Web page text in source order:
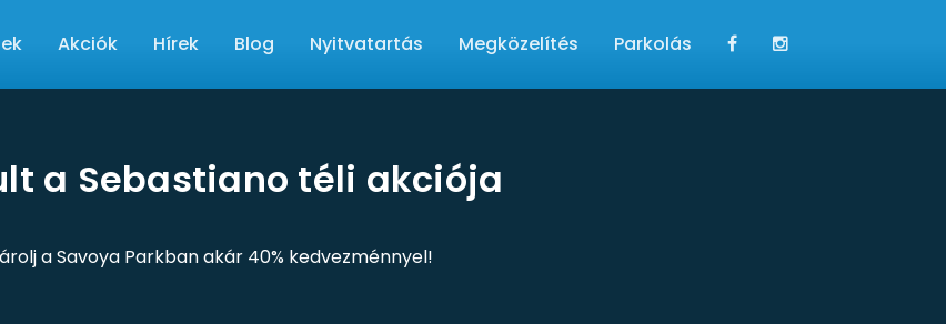
Akciók Hírek Blog Nyitvatartás Megközelítés Parkolás
a Sebastiano téli akciója
a Savoya Parkban akár 40% kedvezménnyel!